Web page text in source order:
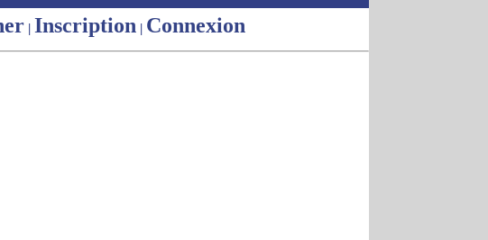
| Inscription | Connexion